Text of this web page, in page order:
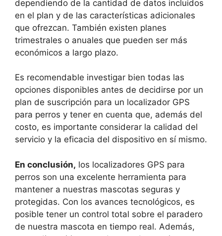
dependiendo de la cantidad de datos incluidos
en el plan y de las características adicionales
que ofrezcan. También existen planes
trimestrales o anuales que pueden ser más
económicos a largo plazo.
Es recomendable investigar bien todas las
opciones disponibles antes de decidirse por un
plan de suscripción para un localizador GPS
para perros y tener en cuenta que, además del
costo, es importante considerar la calidad del
servicio y la eficacia del dispositivo en sí mismo.
En conclusión, los localizadores GPS para
perros son una excelente herramienta para
mantener a nuestras mascotas seguras y
protegidas. Con los avances tecnológicos, es
posible tener un control total sobre el paradero
de nuestra mascota en tiempo real. Además,